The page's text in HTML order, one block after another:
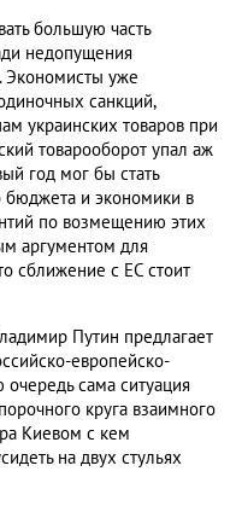
большую часть
недопущения
Экономисты уже
санкций,
украинских товаров при
товарооборот упал аж
год мог бы стать
бюджета и экономики в
по возмещению этих
аргументом для
сближение с ЕС стоит
Путин предлагает
европейско-
сама ситуация
круга взаимного
Киевом с кем
на двух стульях